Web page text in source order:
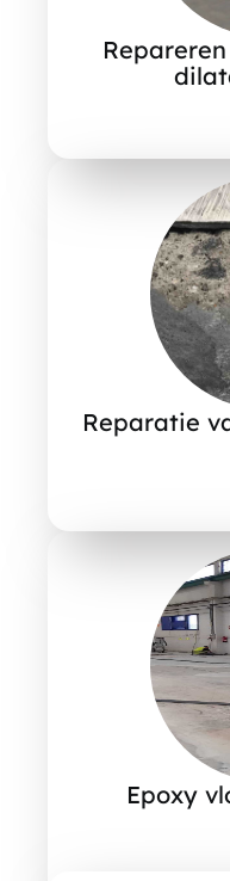
Reparatie
Epoxy